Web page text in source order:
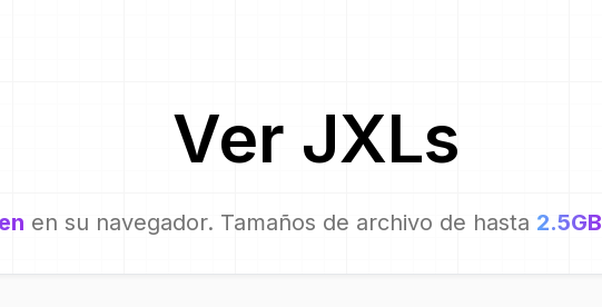
Ver JXLs
en su navegador. Tamaños de archivo de hasta 2.5GB